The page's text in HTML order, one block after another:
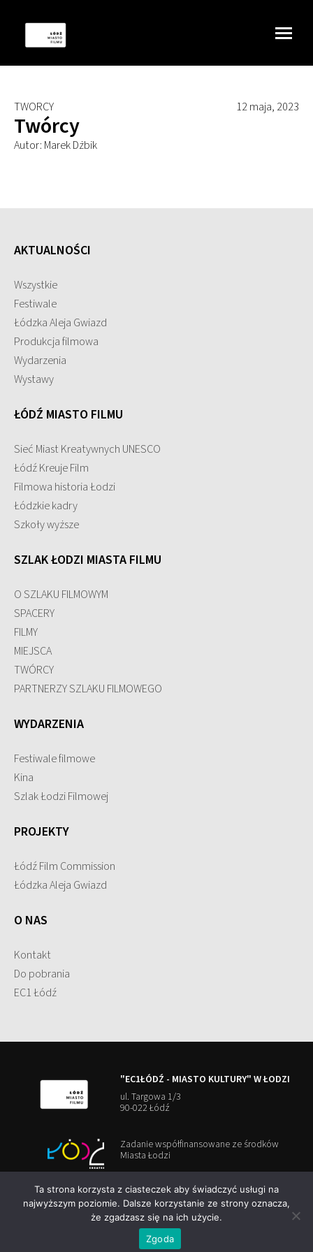
TWORCY 12 maja, 2023
Twórcy
Autor: Marek Dżbik
AKTUALNOŚCI
Wszystkie
Festiwale
Łódzka Aleja Gwiazd
Produkcja filmowa
Wydarzenia
Wystawy
ŁÓDŹ MIASTO FILMU
Sieć Miast Kreatywnych UNESCO
Łódź Kreuje Film
Filmowa historia Łodzi
Łódzkie kadry
Szkoły wyższe
SZLAK ŁODZI MIASTA FILMU
O SZLAKU FILMOWYM
SPACERY
FILMY
MIEJSCA
TWÓRCY
PARTNERZY SZLAKU FILMOWEGO
WYDARZENIA
Festiwale filmowe
Kina
Szlak Łodzi Filmowej
PROJEKTY
Łódź Film Commission
Łódzka Aleja Gwiazd
O NAS
Kontakt
Do pobrania
EC1 Łódź
"EC1ŁÓDŹ - MIASTO KULTURY" W ŁODZI
ul. Targowa 1/3
90-022 Łódź
Zadanie współfinansowane ze środków
Miasta Łodzi
polityka cookies
Ta strona korzysta z ciasteczek aby świadczyć usługi na
najwyższym poziomie. Dalsze korzystanie ze strony oznacza,
że zgadzasz się na ich użycie.
Zgoda